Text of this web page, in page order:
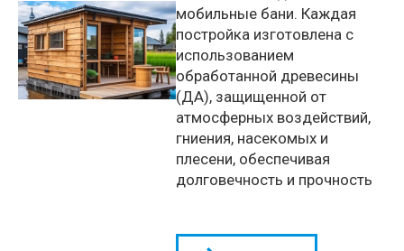
мобильные бани. Каждая
постройка изготовлена с
использованием
обработанной древесины
(ДА), защищенной от
атмосферных воздействий,
гниения, насекомых и
плесени, обеспечивая
долговечность и прочность